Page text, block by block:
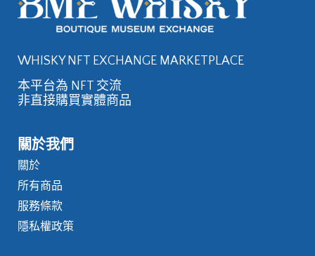
WHISKY NFT EXCHANGE MARKETPLACE
本平台為 NFT 交流
非直接購買實體商品
關於我們
關於
所有商品
服務條款
隱私權政策